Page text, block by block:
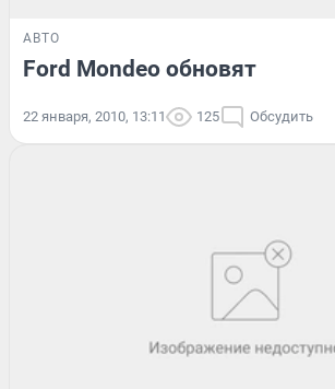
АВТО
Ford Mondeo обновят
22 января, 2010, 13:11 125 Обсудить